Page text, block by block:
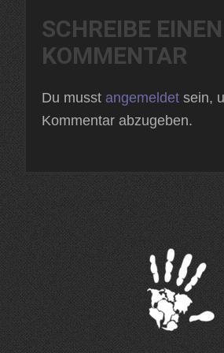
SCHREIBE EINEN
KOMMENTAR
Du musst angemeldet sein,
Kommentar abzugeben.